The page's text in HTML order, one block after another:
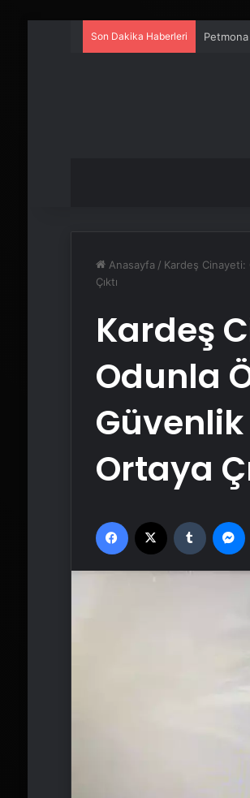
Son Dakika Haberleri Petmona
Anasayfa / Kardeş Cinayeti:
Çıktı
Kardeş
Odunla
Ortaya
Facebook Tumblr